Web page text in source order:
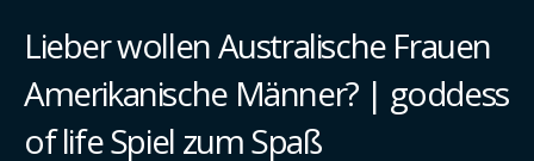
Lieber wollen Australische Frauen
Amerikanische Männer? | goddess
of life Spiel zum Spaß